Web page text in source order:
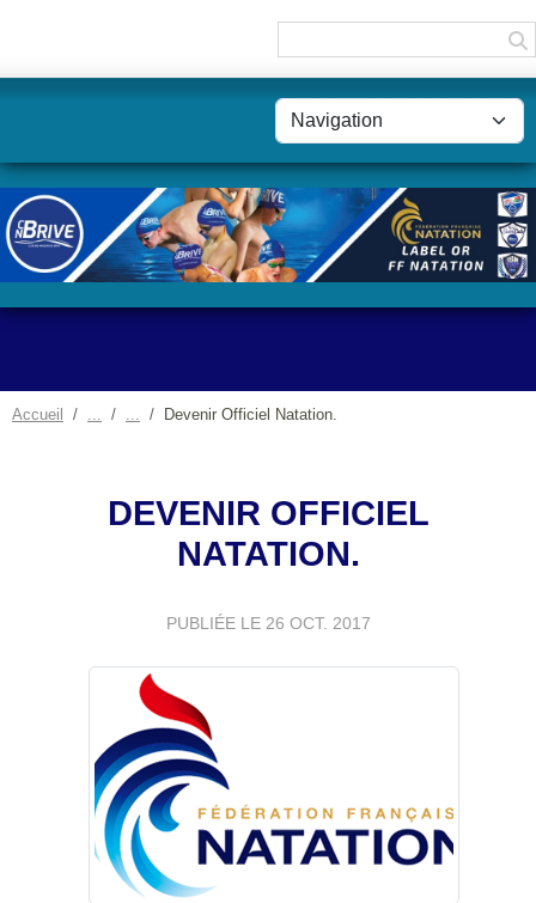
Accueil Devenir Officiel Natation.
DEVENIR OFFICIEL
NATATION.
PUBLIÉE LE 26 OCT. 2017